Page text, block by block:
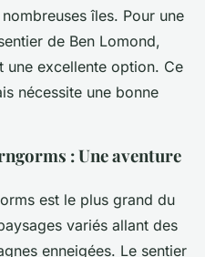
îles. Pour une
de Ben Lomond,
une excellente option. Ce
nécessite une bonne
: Une aventure
est le plus grand du
variés allant des
enneigées. Le sentier